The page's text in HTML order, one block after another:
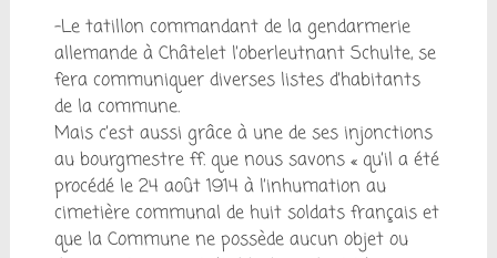
-Le tatillon commandant de la gendarmerie
allemande à Châtelet l’oberleutnant Schulte, se
fera communiquer diverses listes d’habitants
de la commune.
Mais c’est aussi grâce à une de ses injonctions
au bourgmestre ff. que nous savons « qu’il a été
procédé le 24 août 1914 à l’inhumation au
cimetière communal de huit soldats français et
que la Commune ne possède aucun objet ou